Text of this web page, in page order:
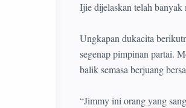
Ijie dijelaskan telah
Ungkapan dukacita
segenap pimpinan partai.
balik semasa berjuang
“Jimmy ini orang yang